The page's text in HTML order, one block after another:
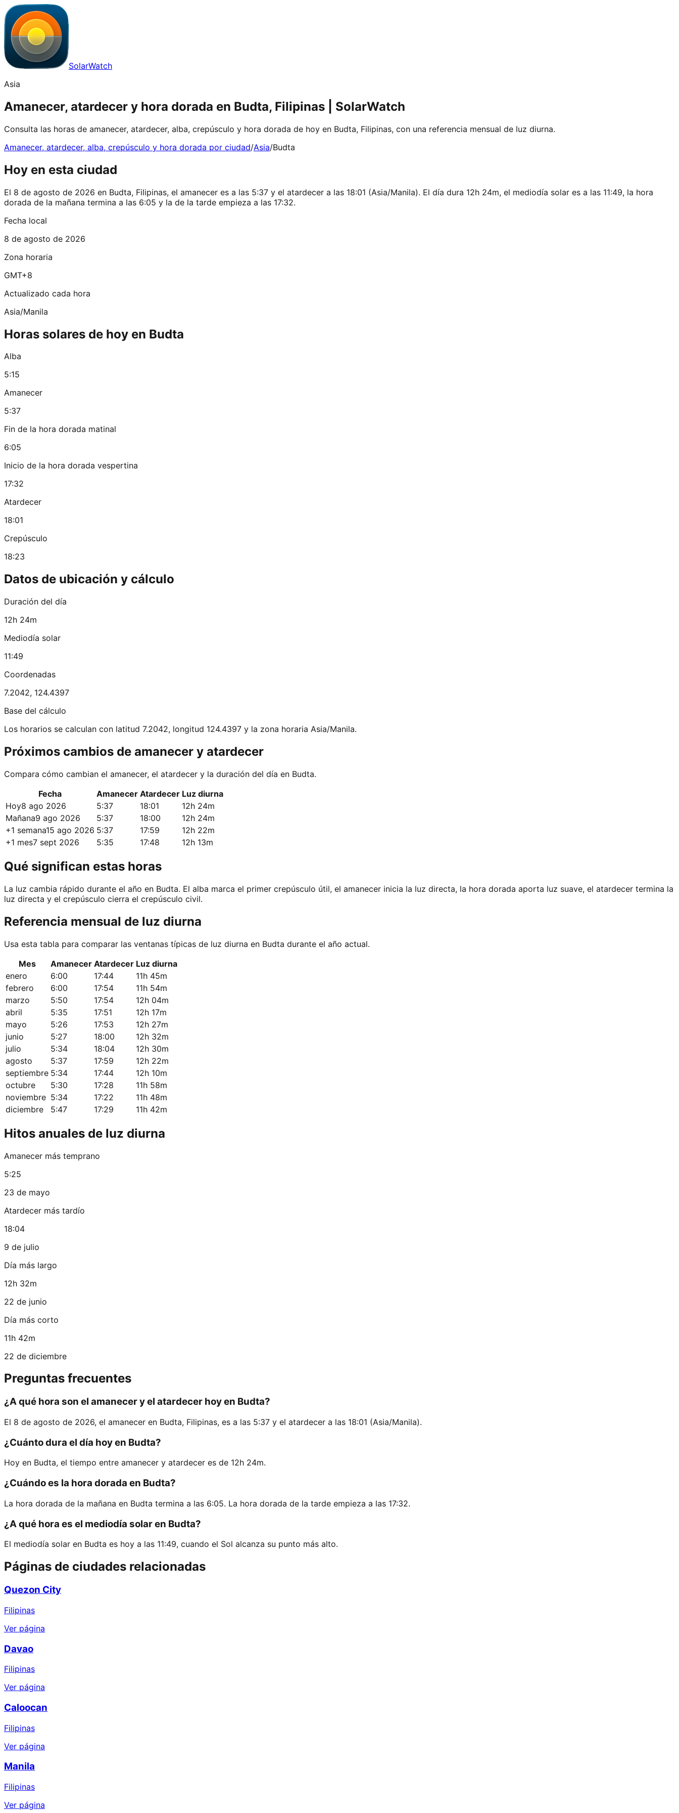
SolarWatch
Asia
Amanecer, atardecer y hora dorada en Budta, Filipinas | SolarWatch
Consulta las horas de amanecer, atardecer, alba, crepúsculo y hora dorada de hoy en Budta, Filipinas, con una referencia mensual de luz diurna.
Amanecer, atardecer, alba, crepúsculo y hora dorada por ciudad/Asia/Budta
Hoy en esta ciudad
El 8 de agosto de 2026 en Budta, Filipinas, el amanecer es a las 5:37 y el atardecer a las 18:01 (Asia/Manila). El día dura 12h 24m, el mediodía solar es a las 11:49, la hora
dorada de la mañana termina a las 6:05 y la de la tarde empieza a las 17:32.
Fecha local
8 de agosto de 2026
Zona horaria
GMT+8
Actualizado cada hora
Asia/Manila
Horas solares de hoy en Budta
Alba
5:15
Amanecer
5:37
Fin de la hora dorada matinal
6:05
Inicio de la hora dorada vespertina
17:32
Atardecer
18:01
Crepúsculo
18:23
Datos de ubicación y cálculo
Duración del día
12h 24m
Mediodía solar
11:49
Coordenadas
7.2042, 124.4397
Base del cálculo
Los horarios se calculan con latitud 7.2042, longitud 124.4397 y la zona horaria Asia/Manila.
Próximos cambios de amanecer y atardecer
Compara cómo cambian el amanecer, el atardecer y la duración del día en Budta.
Fecha
Amanecer Atardecer Luz diurna
Hoy8 ago 2026 5:37 18:01
12h 24m
Mañana9 ago 2026 5:37 18:00
12h 24m
+1 semana15 ago 2026 5:37 17:59
12h 22m
+1 mes7 sept 2026 5:35 17:48 12h 13m
Qué significan estas horas
La luz cambia rápido durante el año en Budta. El alba marca el primer crepúsculo útil, el amanecer inicia la luz directa, la hora dorada aporta luz suave, el atardecer termina la
luz directa y el crepúsculo cierra el crepúsculo civil.
Referencia mensual de luz diurna
Usa esta tabla para comparar las ventanas típicas de luz diurna en Budta durante el año actual.
Mes
Amanecer Atardecer Luz diurna
enero
6:00 17:44
11h 45m
febrero
6:00 17:54
11h 54m
marzo
5:50 17:54
12h 04m
abril
5:35 17:51
12h 17m
mayo
5:26 17:53
12h 27m
junio
5:27 18:00
12h 32m
julio
5:34 18:04
12h 30m
agosto
5:37 17:59
12h 22m
septiembre 5:34 17:44
12h 10m
octubre
5:30 17:28
11h 58m
noviembre 5:34 17:22
11h 48m
diciembre
5:47 17:29 11h 42m
Hitos anuales de luz diurna
Amanecer más temprano
5:25
23 de mayo
Atardecer más tardío
18:04
9 de julio
Día más largo
12h 32m
22 de junio
Día más corto
11h 42m
22 de diciembre
Preguntas frecuentes
¿A qué hora son el amanecer y el atardecer hoy en Budta?
El 8 de agosto de 2026, el amanecer en Budta, Filipinas, es a las 5:37 y el atardecer a las 18:01 (Asia/Manila).
¿Cuánto dura el día hoy en Budta?
Hoy en Budta, el tiempo entre amanecer y atardecer es de 12h 24m.
¿Cuándo es la hora dorada en Budta?
La hora dorada de la mañana en Budta termina a las 6:05. La hora dorada de la tarde empieza a las 17:32.
¿A qué hora es el mediodía solar en Budta?
El mediodía solar en Budta es hoy a las 11:49, cuando el Sol alcanza su punto más alto.
Páginas de ciudades relacionadas
Quezon City
Filipinas
Ver página
Davao
Filipinas
Ver página
Caloocan
Filipinas
Ver página
Manila
Filipinas
Ver página